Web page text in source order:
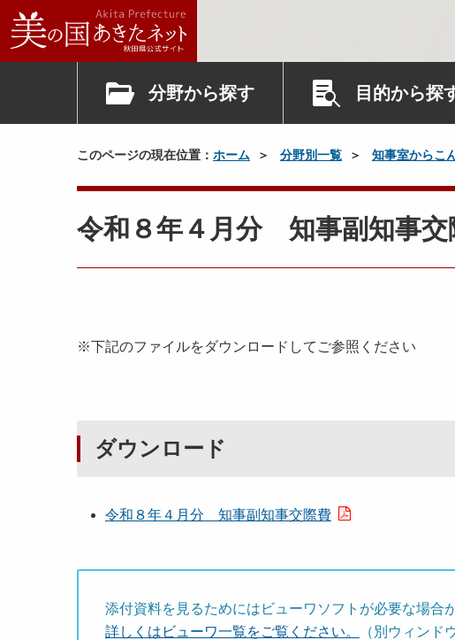
分野から探す 目的から探
このページの現在位置： ホーム 分野別一覧 知事室からこ
令和８年４月分 知事副知事交
※下記のファイルをダウンロードしてご参照ください
ダウンロード
令和８年４月分 知事副知事交際費
添付資料を見るためにはビューワソフトが必要な場合
詳しくはビューワ一覧をご覧ください。
（別ウィンド